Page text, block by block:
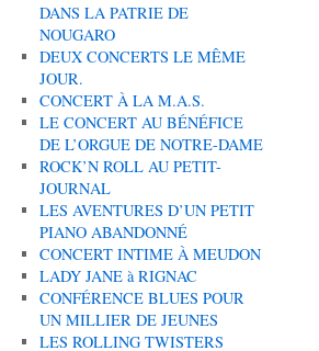
DANS LA PATRIE DE
NOUGARO
DEUX CONCERTS LE MÊME
JOUR.
CONCERT À LA M.A.S.
LE CONCERT AU BÉNÉFICE
DE L’ORGUE DE NOTRE-DAME
ROCK’N ROLL AU PETIT-
JOURNAL
LES AVENTURES D’UN PETIT
PIANO ABANDONNÉ
CONCERT INTIME À MEUDON
LADY JANE à RIGNAC
CONFÉRENCE BLUES POUR
UN MILLIER DE JEUNES
LES ROLLING TWISTERS